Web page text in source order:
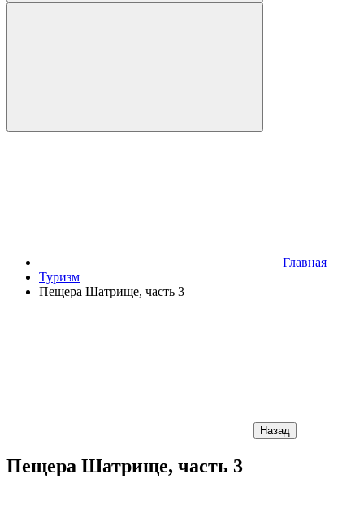
Главная
Туризм
Пещера Шатрище, часть 3
Назад
Пещера Шатрище, часть 3